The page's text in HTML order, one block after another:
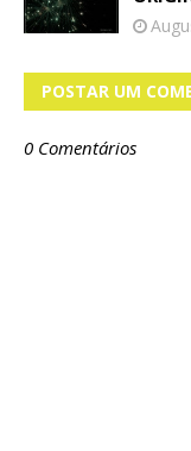
POSTAR UM
0 Comentários